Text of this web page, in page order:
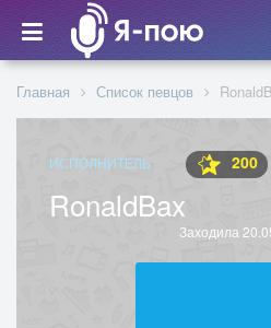
Главная Список певцов
ИСПОЛНИТЕЛЬ 200
RonaldBax
Заходила